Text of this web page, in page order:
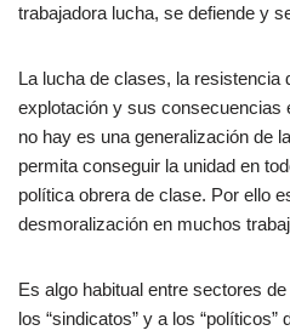
trabajadora lucha, se defiende y
La lucha de clases, la resistencia
explotación y sus consecuencias
no hay es una generalización de
permita conseguir la unidad en
política obrera de clase. Por ello
desmoralización en muchos
Es algo habitual entre sectores
los “sindicatos” y a los